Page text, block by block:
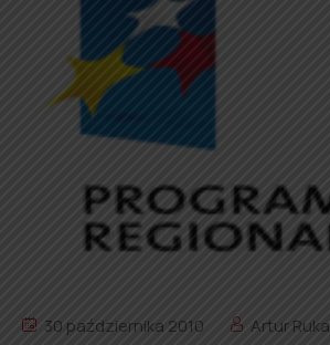
30 października 2010
Artur Ruka